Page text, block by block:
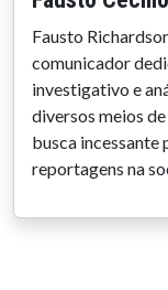
Fausto
comunicador
investigativo e
diversos meios
busca incessante
reportagens na